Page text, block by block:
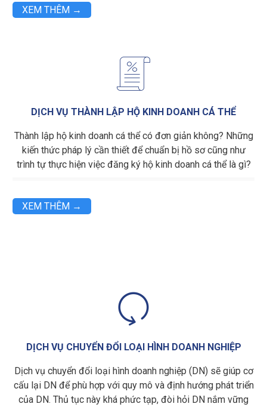
XEM THÊM →

DỊCH VỤ THÀNH LẬP HỘ KINH DOANH CÁ THỂ
Thành lập hộ kinh doanh cá thể có đơn giản không? Những
kiến thức pháp lý cần thiết để chuẩn bị hồ sơ cũng như
trình tự thực hiện việc đăng ký hộ kinh doanh cá thể là gì?
XEM THÊM →

DỊCH VỤ CHUYỂN ĐỔI LOẠI HÌNH DOANH NGHIỆP
Dịch vụ chuyển đổi loại hình doanh nghiệp (DN) sẽ giúp cơ
cấu lại DN để phù hợp với quy mô và định hướng phát triển
của DN. Thủ tục này khá phức tạp, đòi hỏi DN nắm vững